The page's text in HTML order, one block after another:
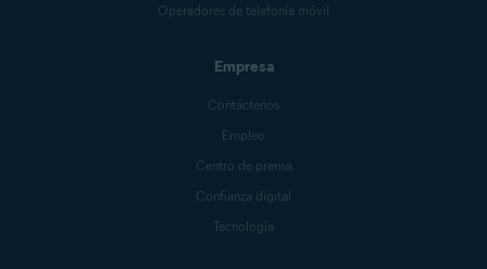
Operadores de telefonía móvil
Empresa
Contáctenos
Empleo
Centro de prensa
Confianza digital
Tecnología